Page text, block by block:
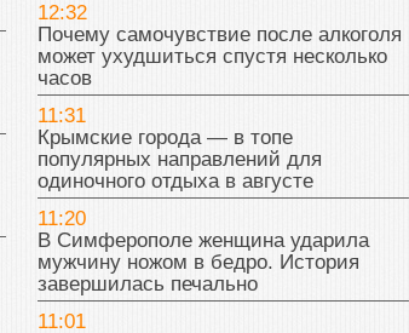
12:32
Почему самочувствие после алкоголя
может ухудшиться спустя несколько
часов
11:31
Крымские города — в топе
популярных направлений для
одиночного отдыха в августе
11:20
В Симферополе женщина ударила
мужчину ножом в бедро. История
завершилась печально
11:01